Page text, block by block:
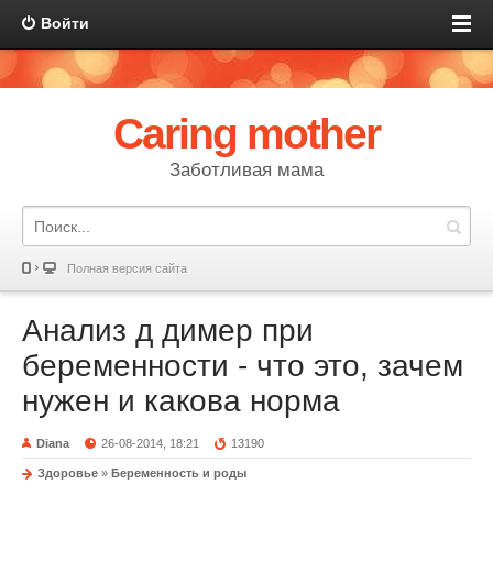
Войти
Caring mother
Заботливая мама
Полная версия сайта
Анализ д димер при
беременности - что это, зачем
нужен и какова норма
Diana 26-08-2014, 18:21 13190
Здоровье » Беременность и роды